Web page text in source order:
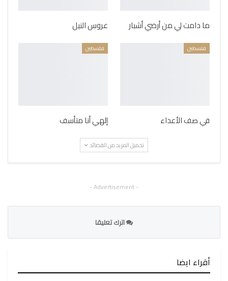
ما دامت لي من أرضي أشبار عروس النيل
فلسطين
في صف الأعداء
فلسطين
إلهي أنا متأسف
تحميل المزيد من القصائد
- Advertisement -
اترك تعليقا
أقراء ايضا